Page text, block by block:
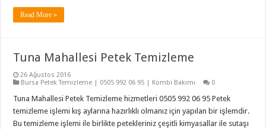
Read More »
Tuna Mahallesi Petek Temizleme
26 Ağustos 2016
Bursa Petek Temizleme | 0505 992 06 95 | Kombi Bakımı
0
Tuna Mahallesi Petek Temizleme hizmetleri 0505 992 06 95 Petek
temizleme işlemi kış aylarına hazırlıklı olmanız için yapılan bir işlemdir.
Bu temizleme işlemi ile birlikte petekleriniz çeşitli kimyasallar ile sutaşı